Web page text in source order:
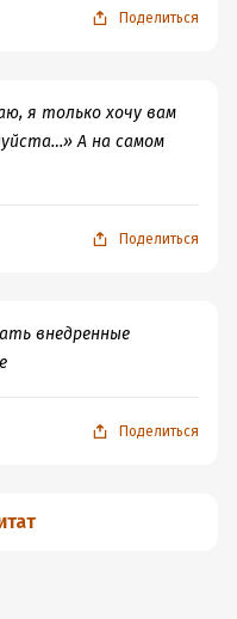
Поделиться
я только хочу вам
А на самом
Поделиться
внедренные
Поделиться